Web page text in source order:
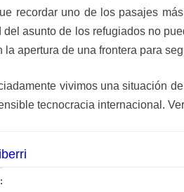
recordar uno de los pasajes
del asunto de los refugiados no
la apertura de una frontera para
vivimos una situación
tecnocracia internacional.